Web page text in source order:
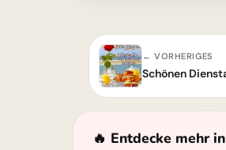
← VORHERIGES
Schönen
🔥 Entdecke mehr